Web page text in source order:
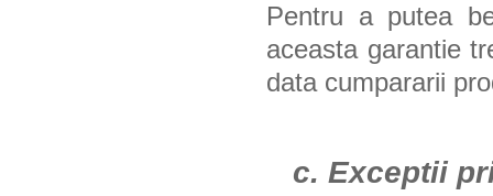
Pentru a putea
aceasta garantie
data cumpararii
c. Exceptii